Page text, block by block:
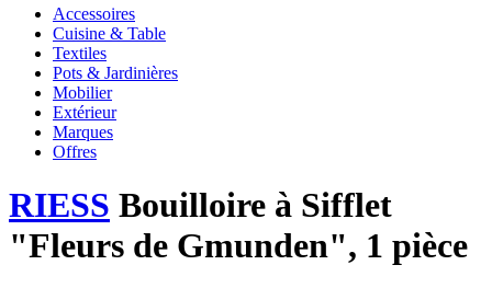
Accessoires
Cuisine & Table
Textiles
Pots & Jardinières
Mobilier
Extérieur
Marques
Offres
RIESS Bouilloire à Sifflet
"Fleurs de Gmunden", 1 pièce